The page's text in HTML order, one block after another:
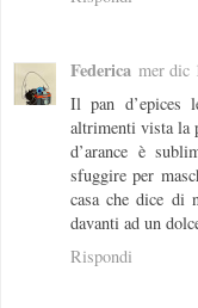
Federica mer dic
Il pan d’epices
altrimenti vista la
d’arance è
sfuggire per
casa che dice di
davanti ad un
Rispondi